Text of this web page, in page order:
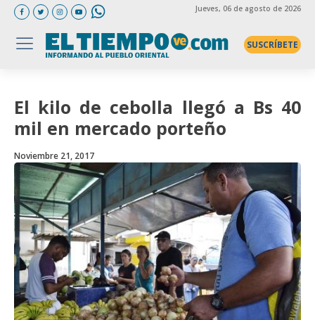
Jueves, 06 de agosto de 2026
SUSCRÍBETE
El kilo de cebolla llegó a Bs 40
mil en mercado porteño
Noviembre 21, 2017